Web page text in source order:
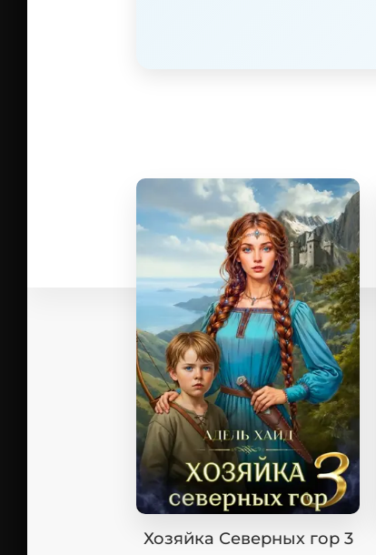
Хозяйка Северных гор 3